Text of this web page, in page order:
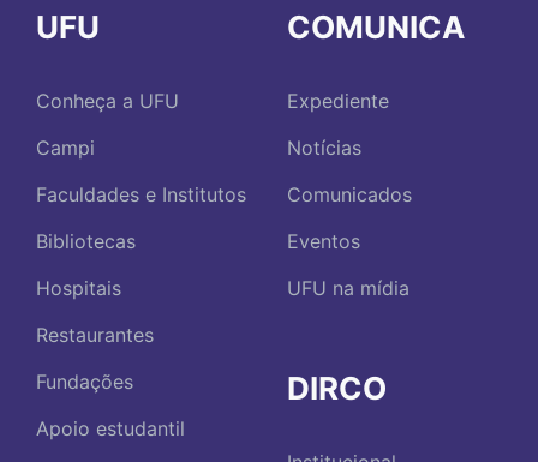
UFU
Conheça a UFU
Campi
Faculdades e Institutos
Bibliotecas
Hospitais
Restaurantes
Fundações
Apoio estudantil
COMUNICA
Expediente
Notícias
Comunicados
Eventos
UFU na mídia
DIRCO